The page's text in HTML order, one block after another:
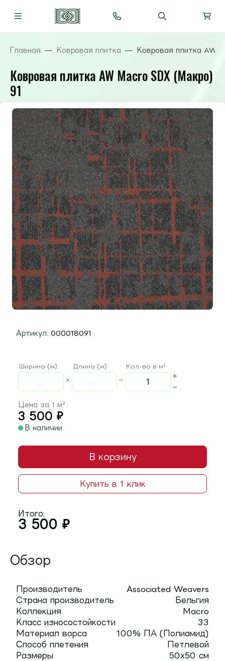
Главная Ковровая плитка Ковровая плитка AW
Ковровая плитка AW Macro SDX (Макро)
91
Артикул: 000018091
Ширина (м) Длина (м) Кол-во в м²
Цена за 1 м²
3 500 ₽
В наличии
В корзину
Купить в 1 клик
Итого:
3 500 ₽
Обзор
Производитель
Associated Weavers
Страна производитель
Бельгия
Коллекция
Macro
Класс износостойкости
33
Материал ворса
100% ПА (Полиамид)
Способ плетения
Петлевой
Размеры
50х50 см